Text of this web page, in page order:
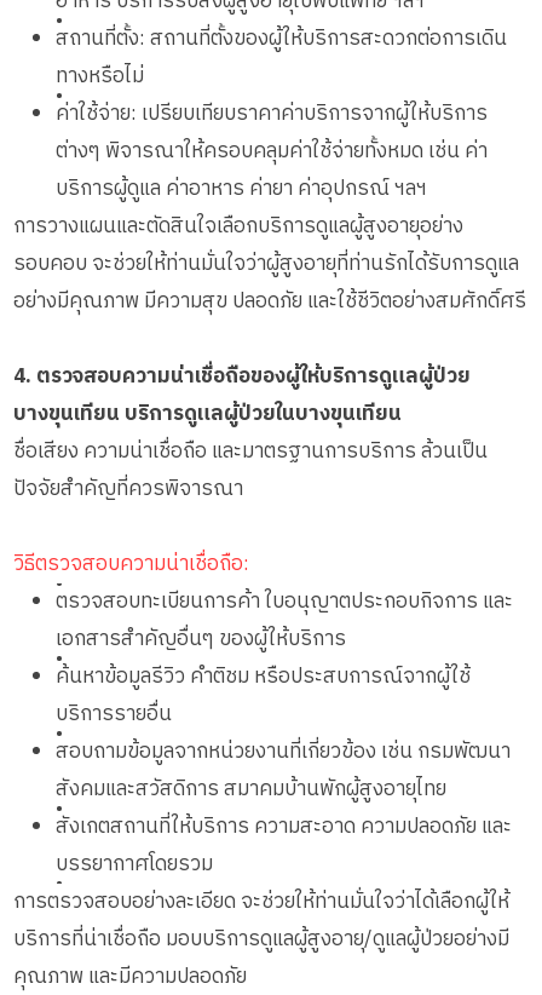
•
สถานที่ตั้ง: สถานที่ตั้งของผู้ให้บริการสะดวกต่อการเดิน
ทางหรือไม่
•
ค่าใช้จ่าย: เปรียบเทียบราคาค่าบริการจากผู้ให้บริการ
ต่างๆ พิจารณาให้ครอบคลุมค่าใช้จ่ายทั้งหมด เช่น ค่า
บริการผู้ดูแล ค่าอาหาร ค่ายา ค่าอุปกรณ์ ฯลฯ
การวางแผนและตัดสินใจเลือกบริการดูแลผู้สูงอายุอย่าง
รอบคอบ จะช่วยให้ท่านมั่นใจว่าผู้สูงอายุที่ท่านรักได้รับการดูแล
อย่างมีคุณภาพ มีความสุข ปลอดภัย และใช้ชีวิตอย่างสมศักดิ์ศรี
4. ตรวจสอบความน่าเชื่อถือของผู้ให้บริการดูแลผู้ป่วย
บางขุนเทียน บริการดูแลผู้ป่วยในบางขุนเทียน
ชื่อเสียง ความน่าเชื่อถือ และมาตรฐานการบริการ ล้วนเป็น
ปัจจัยสำคัญที่ควรพิจารณา
วิธีตรวจสอบความน่าเชื่อถือ:
•
ตรวจสอบทะเบียนการค้า ใบอนุญาตประกอบกิจการ และ
เอกสารสำคัญอื่นๆ ของผู้ให้บริการ
•
ค้นหาข้อมูลรีวิว คำติชม หรือประสบการณ์จากผู้ใช้
บริการรายอื่น
•
สอบถามข้อมูลจากหน่วยงานที่เกี่ยวข้อง เช่น กรมพัฒนา
สังคมและสวัสดิการ สมาคมบ้านพักผู้สูงอายุไทย
•
สังเกตสถานที่ให้บริการ ความสะอาด ความปลอดภัย และ
บรรยากาศโดยรวม
•
การตรวจสอบอย่างละเอียด จะช่วยให้ท่านมั่นใจว่าได้เลือกผู้ให้
บริการที่น่าเชื่อถือ มอบบริการดูแลผู้สูงอายุ/ดูแลผู้ป่วยอย่างมี
คุณภาพ และมีความปลอดภัย